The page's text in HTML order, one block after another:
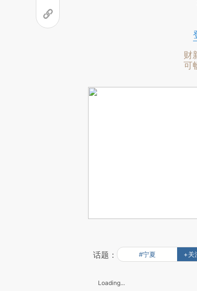
财
可
话题： #宁夏 +关
Loading...